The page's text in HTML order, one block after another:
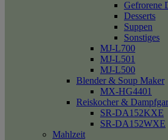
Gefrorene
Desserts
Suppen
Sonstiges
MJ-L700
MJ-L501
MJ-L500
Blender & Soup Maker
MX-HG4401
Reiskocher &
SR-DA152KXE
SR-DA152WXE
Mahlzeit